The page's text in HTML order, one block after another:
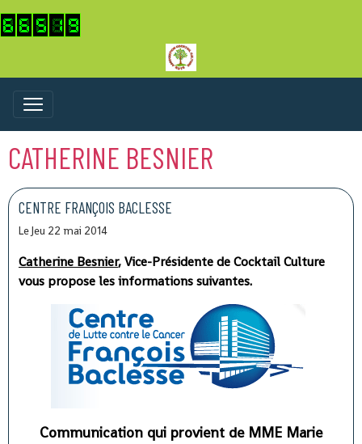
CATHERINE BESNIER
CENTRE FRANÇOIS BACLESSE
Le Jeu 22 mai 2014
Catherine Besnier, Vice-Présidente de Cocktail Culture
vous propose les informations suivantes.
Communication qui provient de MME Marie